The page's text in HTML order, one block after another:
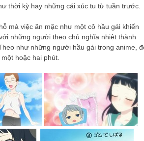
thời kỳ hay những cái xúc tu từ tuần trước.
mà việc ăn mặc như một cô hầu gái khiến
những người theo chủ nghĩa nhiệt thành
như những người hầu gái trong anime,
hoặc hai phút.